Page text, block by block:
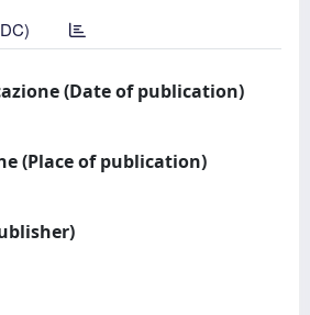
(Date of publication)
(Place of publication)